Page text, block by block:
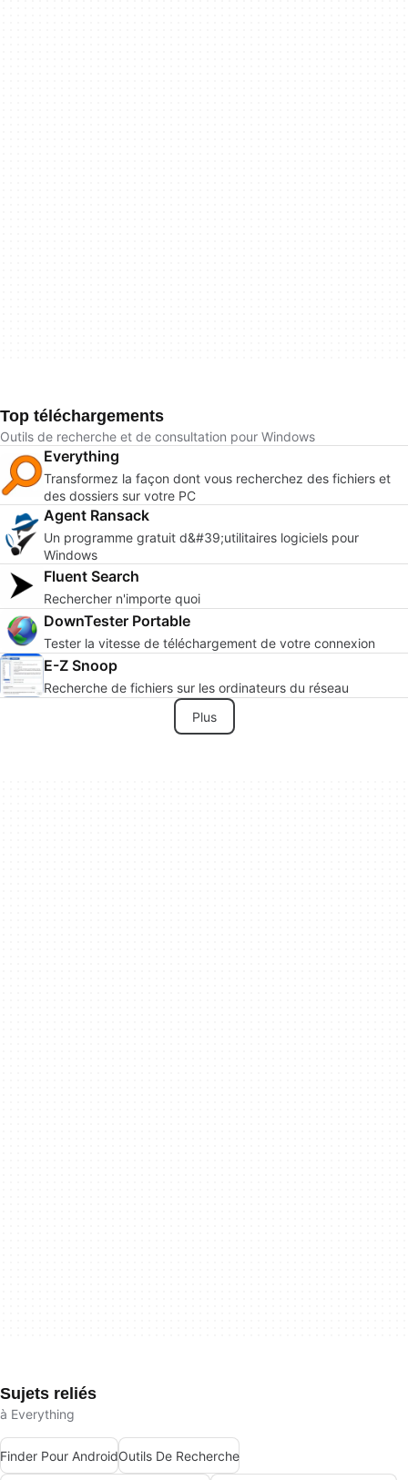
Top téléchargements
Outils de recherche et de consultation pour Windows
Everything
Transformez la façon dont vous recherchez des fichiers et
des dossiers sur votre PC
Agent Ransack
Un programme gratuit d&#39;utilitaires logiciels pour
Windows
Fluent Search
Rechercher n'importe quoi
DownTester Portable
Tester la vitesse de téléchargement de votre connexion
E-Z Snoop
Recherche de fichiers sur les ordinateurs du réseau
Plus
Sujets reliés
à Everything
Finder Pour AndroidOutils De Recherche